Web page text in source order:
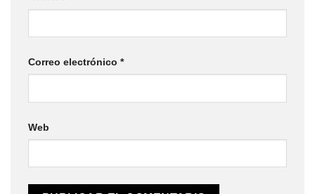
Correo electrónico *
Web